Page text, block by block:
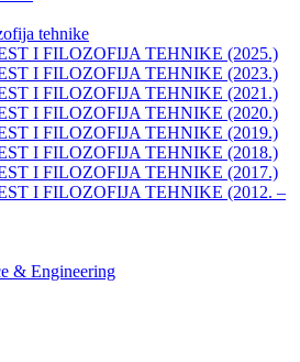
tehnike
I FILOZOFIJA TEHNIKE (2025.)
I FILOZOFIJA TEHNIKE (2023.)
I FILOZOFIJA TEHNIKE (2021.)
I FILOZOFIJA TEHNIKE (2020.)
I FILOZOFIJA TEHNIKE (2019.)
I FILOZOFIJA TEHNIKE (2018.)
I FILOZOFIJA TEHNIKE (2017.)
I FILOZOFIJA TEHNIKE (2012. –
& Engineering